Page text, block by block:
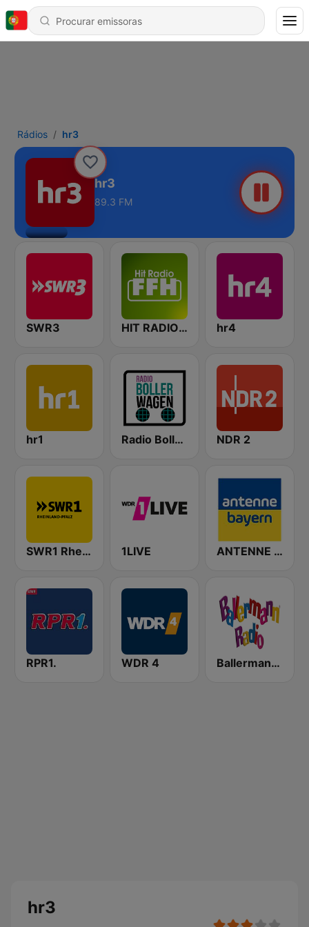
Rádios hr3
hr3
89.3 FM
SWR3 HIT RADIO FFH hr4
hr1 Radio Bollerwagen NDR 2
SWR1 Rheinland-Pfalz 1LIVE ANTENNE BAYERN
RPR1. WDR 4 Ballermann Radio
hr3